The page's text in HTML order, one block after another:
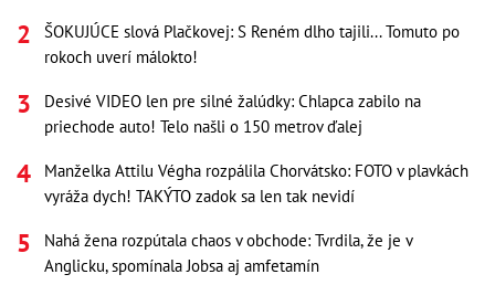
ŠOKUJÚCE slová Plačkovej: S Reném dlho tajili... Tomuto po
rokoch uverí málokto!
Desivé VIDEO len pre silné žalúdky: Chlapca zabilo na
priechode auto! Telo našli o 150 metrov ďalej
Manželka Attilu Végha rozpálila Chorvátsko: FOTO v plavkách
vyráža dych! TAKÝTO zadok sa len tak nevidí
Nahá žena rozpútala chaos v obchode: Tvrdila, že je v
Anglicku, spomínala Jobsa aj amfetamín